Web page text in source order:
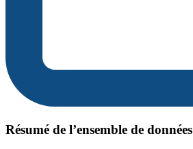
Résumé de l’ensemble de données